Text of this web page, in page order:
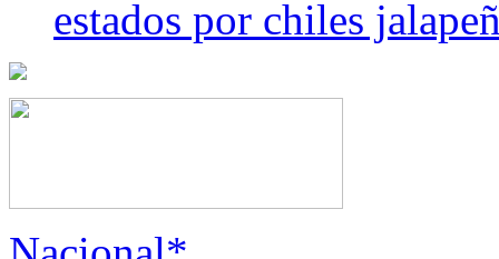
estados por chiles